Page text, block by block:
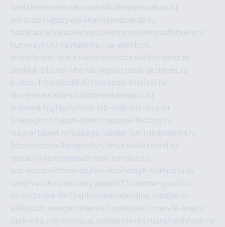
lipetsktelecom.rutovudyi4kuhnyanazakaz.ru
seksuzb.ruguzywia4kuhnyanazakaz.ru
fabrikaofabrikaokuhny.rukuhnyaekuhnyaafabrika.ru
kuhnyaykuhnyayfabrika.rue-abis1c.ru
store-brawl-stars.rukts-services.rudark-sand.ru
sindika-01.rusp-life.rux-legion.rusib-archives.ru
e-abis-1-c.rusindika01.ruvenda-festival.ru
store-brawlstars.rudooraleksandria.ru
antenna-highly.ru mine-lab-msk.ru1-mus.ru
3-sex-porn.ruban-damn.rupurse-factory.ru
viagra-tablet.rufasbags.ruadler-jun.rubandamn.ru
fincontech.ru3sexporn.ru1mus.rudarksand.ru
rebus-toys.ru minelab-msk.ru rtdco.ru
seo-prodvizhenie-sajtov-stroitelnyh-kompanij.ru
card-voice.ru rulonnyygazon177.rusnow-guard.ru
domizbrusa-9x12spb.rudemaholding.ruaalse.ru
a380club.ruargentinamia.ruperkoka.ru movie-one.ru
perk-oka.rug-octopus.rusibarchives.ruandreislyusar.ru